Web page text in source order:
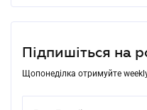
Підпишіться на
Щопонеділка отримуйте